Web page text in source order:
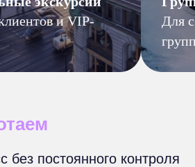
и VIP-
Для
без постоянного контроля